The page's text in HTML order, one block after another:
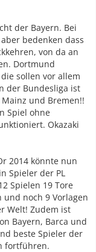
der Bayern. Bei
bedenken dass
von da an
Dortmund
sollen vor allem
der Bundesliga ist
Mainz und Bremen!!
Spiel ohne
Okazaki
2014 könnte nun
Spieler der PL
Spielen 19 Tore
und noch 9 Vorlagen
Welt! Zudem ist
Bayern, Barca und
beste Spieler der
fortführen.